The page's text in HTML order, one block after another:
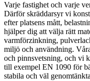
Varje fastighet och varje
Därför skräddarsyr vi
efter platsens mått,
hjälper dig att välja rätt
varmförzinkning,
miljö och användning.
och pinnsvetsning, och vi
till exempel EN 1090 för
stabila och väl